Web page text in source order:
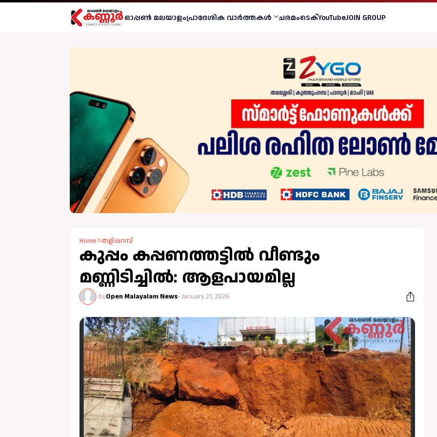
ഓപ്പണ്‍ മലയാളംപ്രാദേശിക വാര്‍ത്തകള്‍ ചരമംടെക്YouTubeJOIN GROUP
Home തളിപ്പറമ്പ്
കുപ്പം കപ്പണത്തട്ടിൽ വീണ്ടും
മണ്ണിടിച്ചിൽ: ആളപായമില്ല
byOpen Malayalam News-January 21, 2026